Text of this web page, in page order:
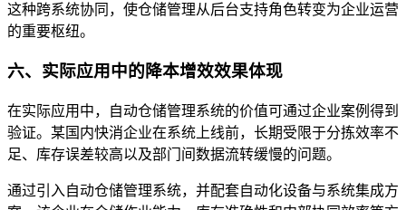
这种跨系统协同，使仓储管理从后台支持角色转变为企业运营
的重要枢纽。
六、实际应用中的降本增效效果体现
在实际应用中，自动仓储管理系统的价值可通过企业案例得到
验证。某国内快消企业在系统上线前，长期受限于分拣效率不
足、库存误差较高以及部门间数据流转缓慢的问题。
通过引入自动仓储管理系统，并配套自动化设备与系统集成方